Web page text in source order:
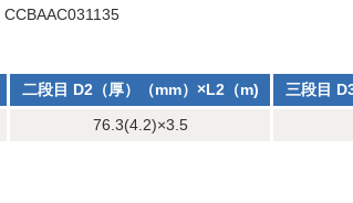
CCBAAC031135
二段目 D2（厚）（mm）×L2（m) 三段目
76.3(4.2)×3.5